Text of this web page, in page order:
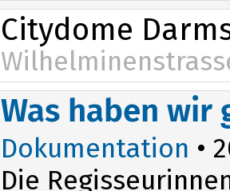
Citydome
Was haben wir
Dokumentation •
Die